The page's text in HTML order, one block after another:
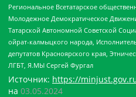
Региональное Всетатарское
Молодежное Демократическое
Татарской Автономной Советской
ойрат-калмыцкого народа,
депутатов Красноярского края,
ЛГБТ, Я.МЫ Сергей Фургал
Источник: https://
на 03.05.2024